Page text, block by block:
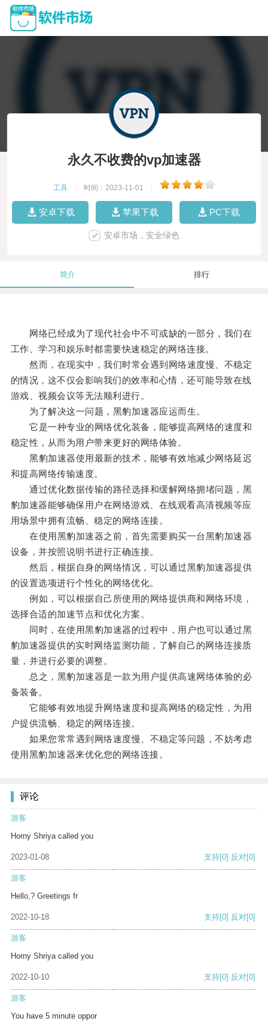
永久不收费的vp加速器
工具 时间：2023-11-01
安卓下载 苹果下载 PC下载
安卓市场，安全绿色
简介 排行
网络已经成为了现代社会中不可或缺的一部分，我们在
工作、学习和娱乐时都需要快速稳定的网络连接。
然而，在现实中，我们时常会遇到网络速度慢、不稳定
的情况，这不仅会影响我们的效率和心情，还可能导致在线
游戏、视频会议等无法顺利进行。
为了解决这一问题，黑豹加速器应运而生。
它是一种专业的网络优化装备，能够提高网络的速度和
稳定性，从而为用户带来更好的网络体验。
黑豹加速器使用最新的技术，能够有效地减少网络延迟
和提高网络传输速度。
通过优化数据传输的路径选择和缓解网络拥堵问题，黑
豹加速器能够确保用户在网络游戏、在线观看高清视频等应
用场景中拥有流畅、稳定的网络连接。
在使用黑豹加速器之前，首先需要购买一台黑豹加速器
设备，并按照说明书进行正确连接。
然后，根据自身的网络情况，可以通过黑豹加速器提供
的设置选项进行个性化的网络优化。
例如，可以根据自己所使用的网络提供商和网络环境，
选择合适的加速节点和优化方案。
同时，在使用黑豹加速器的过程中，用户也可以通过黑
豹加速器提供的实时网络监测功能，了解自己的网络连接质
量，并进行必要的调整。
总之，黑豹加速器是一款为用户提供高速网络体验的必
备装备。
它能够有效地提升网络速度和提高网络的稳定性，为用
户提供流畅、稳定的网络连接。
如果您常常遇到网络速度慢、不稳定等问题，不妨考虑
使用黑豹加速器来优化您的网络连接。
评论
游客
Horny Shriya called you
2023-01-08 支持[0] 反对[0]
游客
Hello,? Greetings fr
2022-10-18 支持[0] 反对[0]
游客
Horny Shriya called you
2022-10-10 支持[0] 反对[0]
游客
You have 5 minute oppor